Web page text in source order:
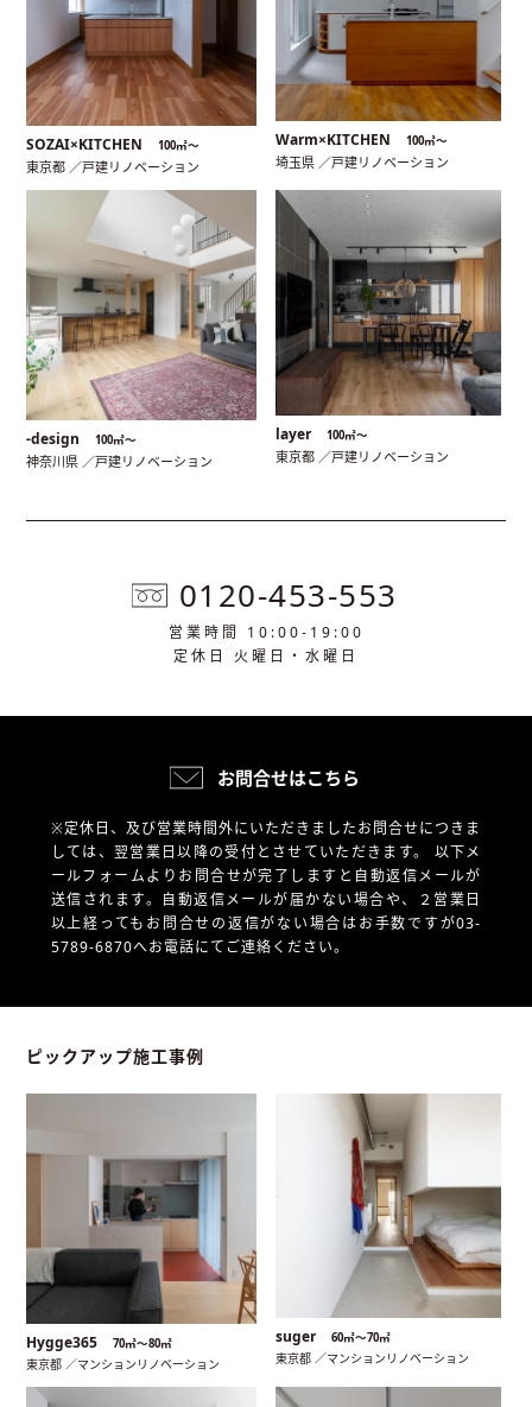
SOZAI×KITCHEN 100㎡〜
東京都 ／戸建リノベーション
Warm×KITCHEN 100㎡〜
埼玉県 ／戸建リノベーション
-design 100㎡〜
神奈川県 ／戸建リノベーション
layer 100㎡〜
東京都 ／戸建リノベーション
0120-453-553
営業時間 10:00-19:00
定休日 火曜日・水曜日
お問合せはこちら
※定休日、及び営業時間外にいただきましたお問合せにつきま
しては、翌営業日以降の受付とさせていただきます。 以下メ
ールフォームよりお問合せが完了しますと自動返信メールが
送信されます。自動返信メールが届かない場合や、
２営業日
以上経ってもお問合せの返信がない場合はお手数ですが03-
5789-6870へお電話にてご連絡ください。
ピックアップ施工事例
Hygge365 70㎡〜80㎡
東京都 ／マンションリノベーション
suger 60㎡〜70㎡
東京都 ／マンションリノベーション